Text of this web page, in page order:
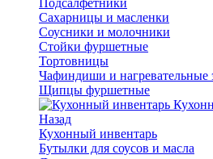
Сахарницы и масленки
Соусники и молочники
Стойки фуршетные
Тортовницы
Чафиндиши и нагревательные
Щипцы фуршетные
Назад
Кухонный инвентарь
Бутылки для соусов и масла